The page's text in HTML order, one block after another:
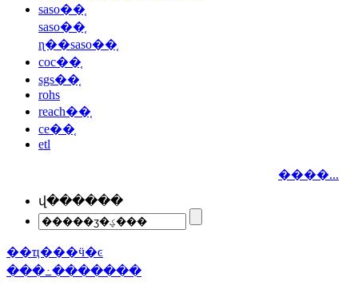
saso��֤
saso��֤
ɳ��saso��֤
coc��֤
sgs��֤
rohs
reach��֤
ce��֤
etl
����...
վ������
��ҵ���ӵ�ͼ
���߸�������